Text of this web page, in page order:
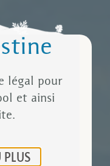
légal pour
et ainsi